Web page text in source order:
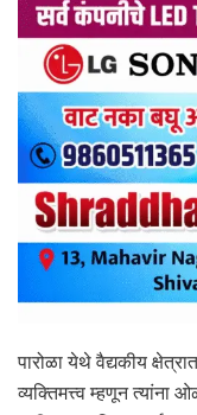
पारोळा येथे वैद्यकीय
व्यक्तिमत्त्व म्हणून त्यांना